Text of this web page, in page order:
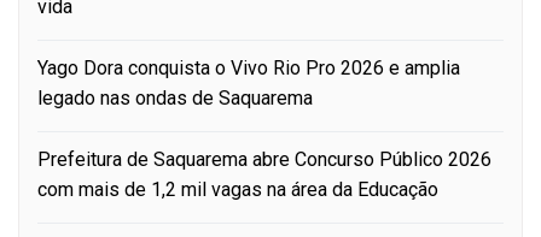
vida
Yago Dora conquista o Vivo Rio Pro 2026 e amplia
legado nas ondas de Saquarema
Prefeitura de Saquarema abre Concurso Público 2026
com mais de 1,2 mil vagas na área da Educação